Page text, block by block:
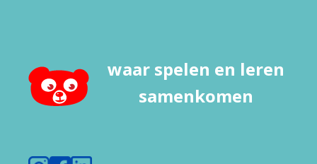
waar spelen en leren
samenkomen